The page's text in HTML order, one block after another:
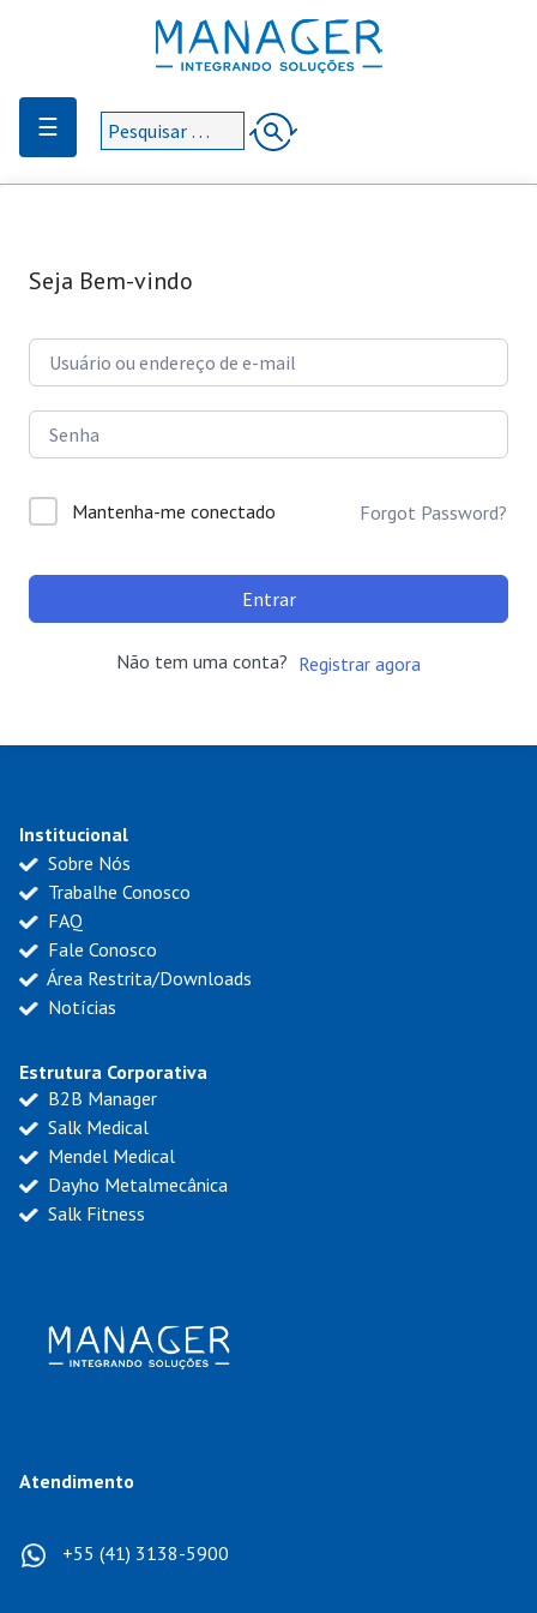
☰
Seja Bem-vindo
Mantenha-me conectado Forgot Password?
Entrar
Não tem uma conta? Registrar agora
Institucional
Sobre Nós
Trabalhe Conosco
FAQ
Fale Conosco
Área Restrita/Downloads
Notícias
Estrutura Corporativa
B2B Manager
Salk Medical
Mendel Medical
Dayho Metalmecânica
Salk Fitness
Atendimento
+55 (41) 3138-5900